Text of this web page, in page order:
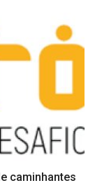
caminhantes